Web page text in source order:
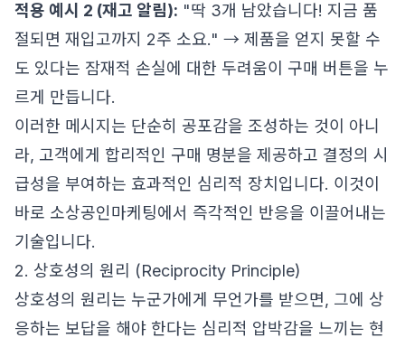
적용 예시 2 (재고 알림): "딱 3개 남았습니다! 지금 품
절되면 재입고까지 2주 소요." → 제품을 얻지 못할 수
도 있다는 잠재적 손실에 대한 두려움이 구매 버튼을 누
르게 만듭니다.
이러한 메시지는 단순히 공포감을 조성하는 것이 아니
라, 고객에게 합리적인 구매 명분을 제공하고 결정의 시
급성을 부여하는 효과적인 심리적 장치입니다. 이것이
바로 소상공인마케팅에서 즉각적인 반응을 이끌어내는
기술입니다.
2. 상호성의 원리 (Reciprocity Principle)
상호성의 원리는 누군가에게 무언가를 받으면, 그에 상
응하는 보답을 해야 한다는 심리적 압박감을 느끼는 현